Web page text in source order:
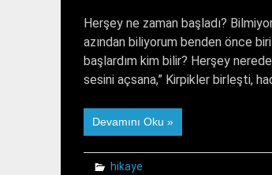
Herşey ne zaman başladı?
azından biliyorum benden önce
başlardım kim bilir? Herşey
sesini açsana,” Kirpikler birleşti,
Devamını Oku »
hikaye